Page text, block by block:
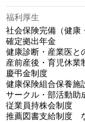
福利厚生
社会保険完備（健康
確定拠出年金
健康診断・産業医と
産前産後・育児休業
慶弔金制度
健康保険組合保養施
サークル・部活動助
従業員持株会制度
推薦図書支給制度　